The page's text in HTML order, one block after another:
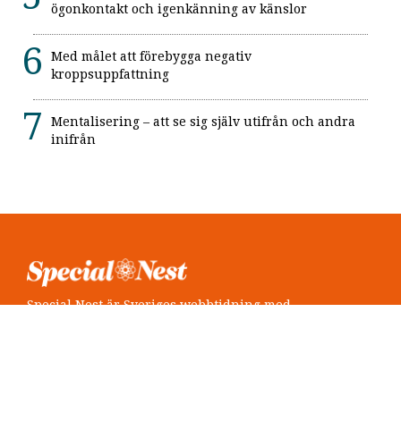
ögonkontakt och igenkänning av känslor
Med målet att förebygga negativ
kroppsuppfattning
Mentalisering – att se sig själv utifrån och andra
inifrån
Special Nest är Sveriges webbtidning med